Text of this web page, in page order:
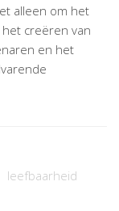
alleen om het
creëren van
en het
leefbaarheid